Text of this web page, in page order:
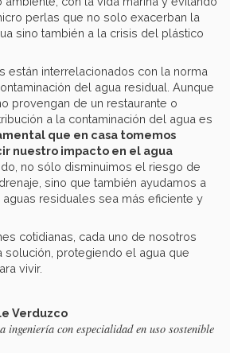
perlas que no solo exacerban la
sino también a la crisis del plástico
están interrelacionados con la norma
del agua residual. Aunque
provengan de un restaurante o
a la contaminación del agua es
que en casa tomemos
nuestro impacto en el agua
no sólo disminuimos el riesgo de
sino que también ayudamos a
residuales sea más eficiente y
cotidianas, cada uno de nosotros
solución, protegiendo el agua que
vivir.
Verduzco
ingeniería con especialidad en uso sostenible